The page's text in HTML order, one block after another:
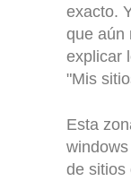
exacto.
que aún
explicar
"Mis
Esta
de sitios